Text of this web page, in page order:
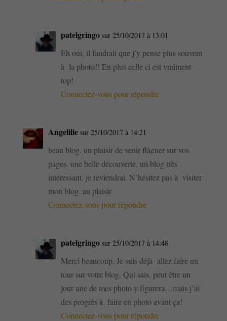
patelgringo sur 25/10/2017 à 13:01
Eh oui, il faudrait que j’y pense plus souvent
à la photo!! En plus celle ci est vraiment
top!
Connectez-vous pour répondre
Angelilie sur 25/10/2017 à 14:21
beau blog. un plaisir de venir flà¢ner sur vos
pages. une belle découverte. un blog très
intéressant. je reviendrai. N’hésitez pas à visiter
mon blog. au plaisir
Connectez-vous pour répondre
patelgringo sur 25/10/2017 à 14:48
Merci beaucoup. Je suis déjà allez faire un
tour sur votre blog. Qui sais, peut être un
jour une de mes photo y figurera…mais j’ai
des progrès à faire en photo avant ça!
Connectez-vous pour répondre